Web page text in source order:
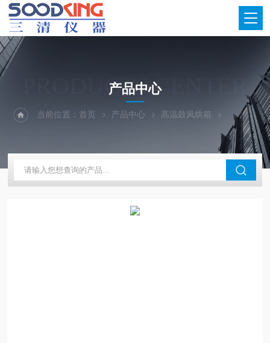
PRODUCTS CENTER
产品中心
当前位置：首页 产品中心 高温鼓风烘箱 500℃高温